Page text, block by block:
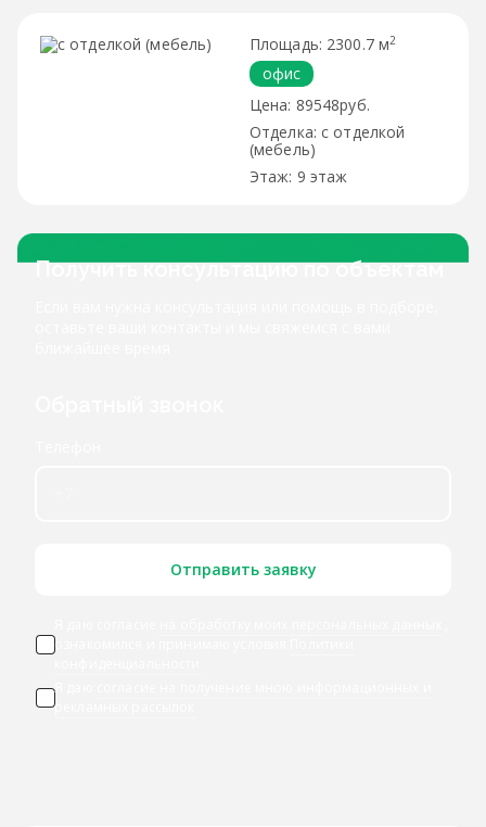
2300.7 м2
офис
89548руб.
с отделкой
(мебель)
9 этаж
Получить консультацию по объектам
Отправить заявку
ознакомился и принимаю условия
Я даю
рекламных рассылок